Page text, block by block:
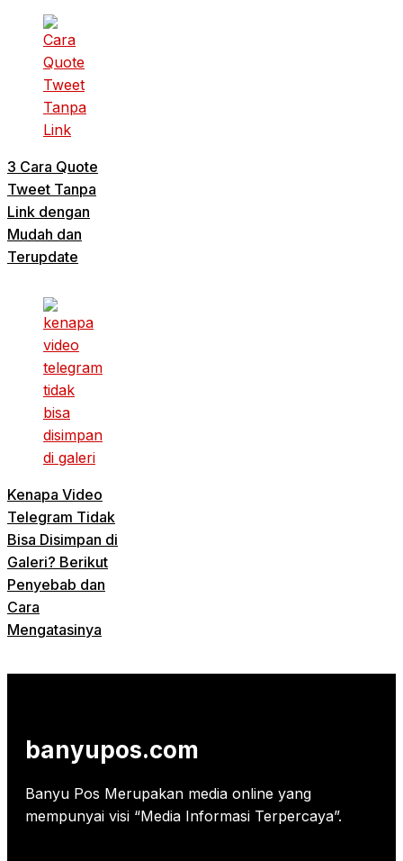
3 Cara Quote
Tweet Tanpa
Link dengan
Mudah dan
Terupdate
Kenapa Video
Telegram Tidak
Bisa Disimpan di
Galeri? Berikut
Penyebab dan
Cara
Mengatasinya
banyupos.com
Banyu Pos Merupakan media online yang
mempunyai visi “Media Informasi Terpercaya”.